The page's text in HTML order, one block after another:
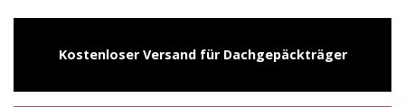
Kostenloser Versand für Dachgepäckträger